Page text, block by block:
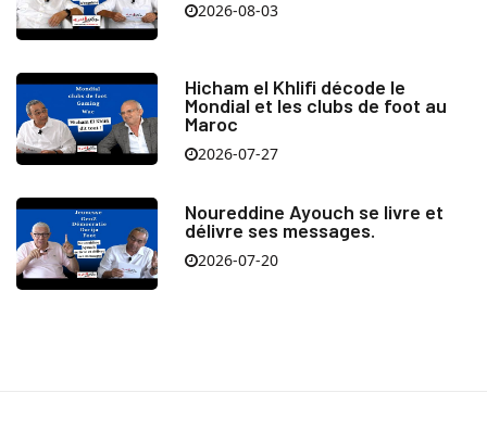
2026-08-03
Hicham el Khlifi décode le
Mondial et les clubs de foot au
Maroc
2026-07-27
Noureddine Ayouch se livre et
délivre ses messages.
2026-07-20